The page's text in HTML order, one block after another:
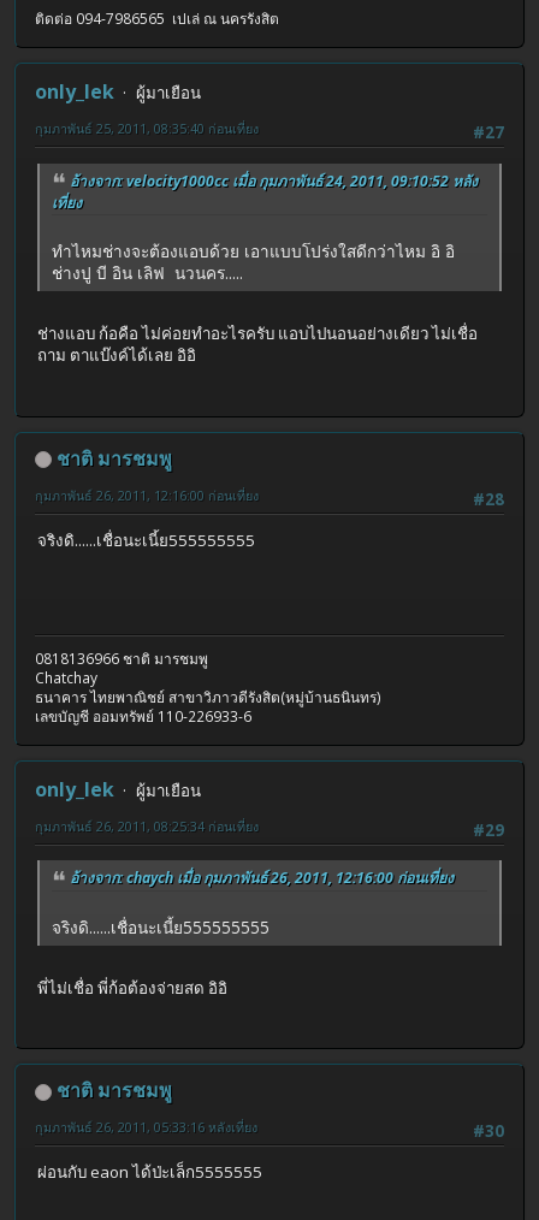
ติดต่อ 094-7986565 เปเล่ ณ นครรังสิต
only_lek
ผู้มาเยือน
#27
กุมภาพันธ์ 25, 2011, 08:35:40 ก่อนเที่ยง
อ้างจาก: velocity1000cc เมื่อ กุมภาพันธ์ 24, 2011, 09:10:52 หลัง
เที่ยง
ทำไหมช่างจะต้องแอบด้วย เอาแบบโปร่งใสดีกว่าไหม อิ อิ
ช่างปู บี อิน เลิฟ นวนคร.....
ช่างแอบ ก้อคือ ไม่ค่อยทำอะไรครับ แอบไปนอนอย่างเดียว ไม่เชื่อ
ถาม ตาแบ๊งค์ได้เลย อิอิ
ชาติ มารชมพู
#28
กุมภาพันธ์ 26, 2011, 12:16:00 ก่อนเที่ยง
จริงดิ......เชื่อนะเนี้ย555555555
0818136966 ชาติ มารชมพู
Chatchay
ธนาคาร ไทยพาณิชย์ สาขาวิภาวดีรังสิต(หมู่บ้านธนินทร)
เลขบัญชี ออมทรัพย์ 110-226933-6
only_lek
ผู้มาเยือน
#29
กุมภาพันธ์ 26, 2011, 08:25:34 ก่อนเที่ยง
อ้างจาก: chaych เมื่อ กุมภาพันธ์ 26, 2011, 12:16:00 ก่อนเที่ยง
จริงดิ......เชื่อนะเนี้ย555555555
พี่ไม่เชื่อ พี่ก้อต้องจ่ายสด อิอิ
ชาติ มารชมพู
#30
กุมภาพันธ์ 26, 2011, 05:33:16 หลังเที่ยง
ผ่อนกับ eaon ได้ป่ะเล็ก5555555